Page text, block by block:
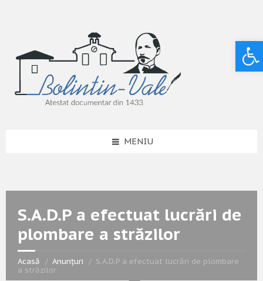
MENIU
S.A.D.P a efectuat lucrări de
plombare a străzilor
Acasă Anunțuri
S.A.D.P a efectuat lucrări de plombare
a străzilor
Deschide bara de unelte